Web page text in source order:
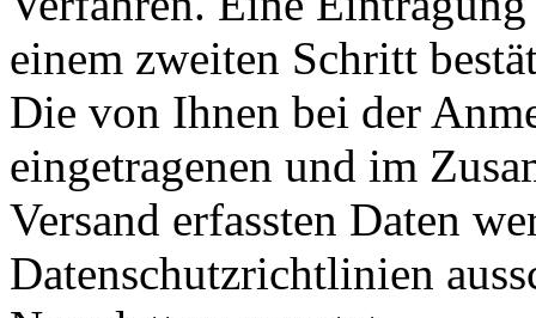
einem zweiten Schritt
Die von Ihnen bei der
eingetragenen und im
Versand erfassten Daten
Datenschutzrichtlinien